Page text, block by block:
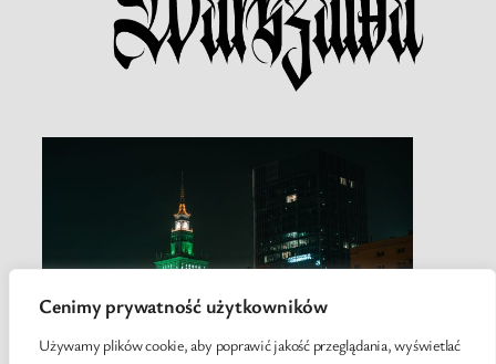
Cenimy prywatność użytkowników
Używamy plików cookie, aby poprawić jakość przeglądania, wyświetlać